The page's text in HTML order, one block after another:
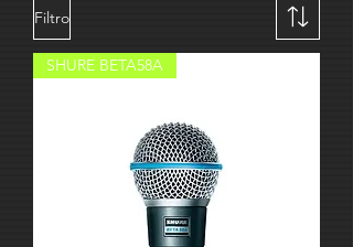
Filtro
SHURE BETA58A